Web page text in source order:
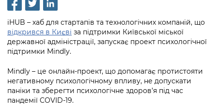
Рішення та розпорядження
Проєкти розпоряджень, що
перебувають на погодженні КМВА
Рішення Київради
Контактна інформація
Графік роботи та прийому громадян
Освіта та навчальні заклади
Дороги, транспорт та парковки
Навколишнє середовище міста
Містобудування та земельні ділянки
Культура, спорт, дозвілля
Громадська експертиза
Громадський бюджет
Консультації з громадськістю
Громадська рада
Петиції
Інформація з обмеженим доступом
Подати запит онлайн
інших актів
Нормативна база
Медіагалерея
Підписатися на новини та анонси від
КМДА / Subscribe to announcements
from the KCSA
Порядок акредитації медіа /
Accreditation process
Подати журналістський запит /
Портал Послуг
iHUB – хаб для стартапів та технологічних компаній, що
відкрився в Києві за підтримки Київської міської
державної адміністрації, запускає проект психологічної
підтримки Mindly.
Mindly – це онлайн-проект, що допомагає протистояти
негативному психологічному впливу, не допускати
паніки та зберегти психологічне здоров’я під час
пандемії COVID-19.